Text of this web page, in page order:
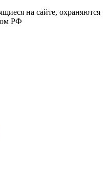
на сайте, охраняются
РФ